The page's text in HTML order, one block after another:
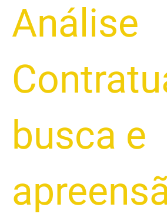
Análise
busca e